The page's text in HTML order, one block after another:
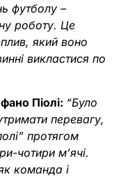
футболу –
роботу. Це
який воно
викластися по
Піолі: “Було
перевагу,
протягом
чотири м’ячі.
команда і